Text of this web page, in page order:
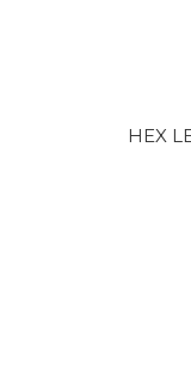
HEX